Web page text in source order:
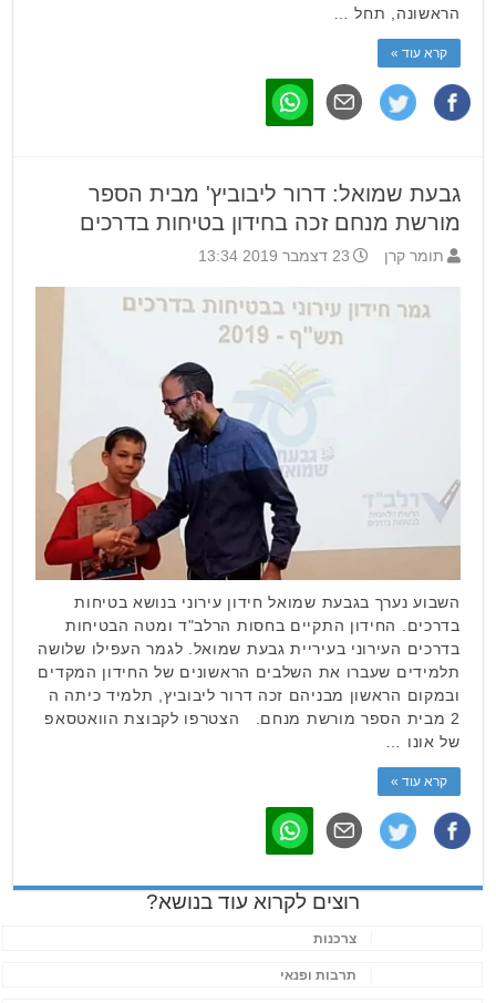
הראשונה, תחל …
קרא עוד »
גבעת שמואל: דרור ליבוביץ' מבית הספר
מורשת מנחם זכה בחידון בטיחות בדרכים
תומר קרן 23 דצמבר 2019 13:34
השבוע נערך בגבעת שמואל חידון עירוני בנושא בטיחות
בדרכים. החידון התקיים בחסות הרלב"ד ומטה הבטיחות
בדרכים העירוני בעיריית גבעת שמואל. לגמר העפילו שלושה
תלמידים שעברו את השלבים הראשונים של החידון המקדים
ובמקום הראשון מבניהם זכה דרור ליבוביץ, תלמיד כיתה ה
2 מבית הספר מורשת מנחם. הצטרפו לקבוצת הוואטסאפ
של אונו …
קרא עוד »
רוצים לקרוא עוד בנושא?
צרכנות
תרבות ופנאי